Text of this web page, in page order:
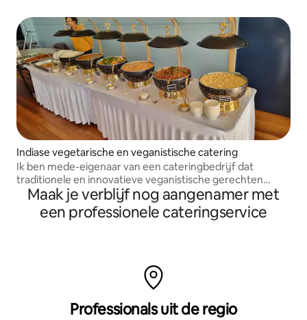
Indiase vegetarische en veganistische catering
Ik ben mede-eigenaar van een cateringbedrijf dat
traditionele en innovatieve veganistische gerechten
aanbiedt.
Maak je verblijf nog aangenamer met
een professionele cateringservice
Professionals uit de regio